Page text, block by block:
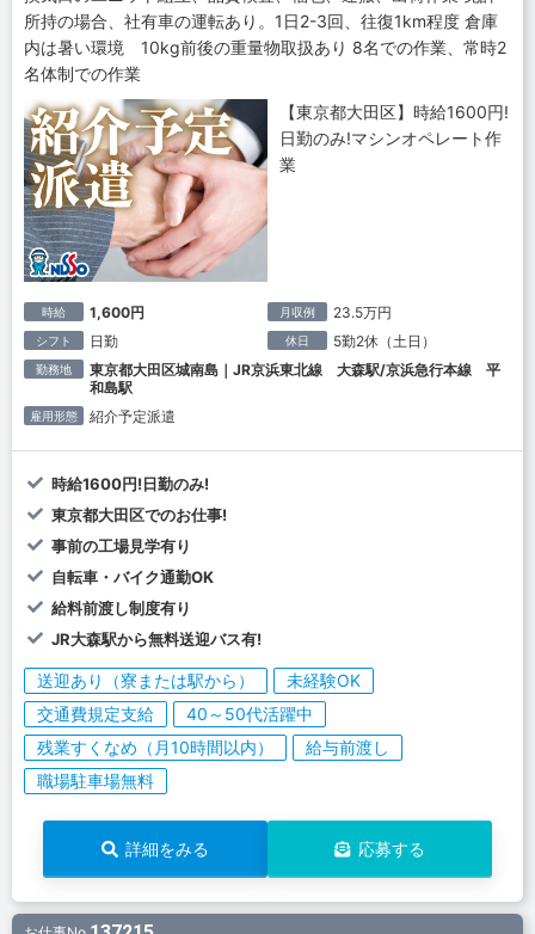
所持の場合、社有車の運転あり。1日2-3回、往復1km程度 倉庫
内は暑い環境 10kg前後の重量物取扱あり 8名での作業、常時2
名体制での作業
【東京都大田区】時給1600円!
日勤のみ!マシンオペレート作
業
時給 1,600円 月収例 23.5万円
シフト 日勤 休日 5勤2休（土日）
勤務地
東京都大田区城南島｜JR京浜東北線 大森駅/京浜急行本線 平
和島駅
雇用形態 紹介予定派遣
時給1600円!日勤のみ!
東京都大田区でのお仕事!
事前の工場見学有り
自転車・バイク通勤OK
給料前渡し制度有り
JR大森駅から無料送迎バス有!
送迎あり（寮または駅から）
未経験OK
交通費規定支給
40～50代活躍中
残業すくなめ（月10時間以内）
給与前渡し
職場駐車場無料
詳細をみる 応募する